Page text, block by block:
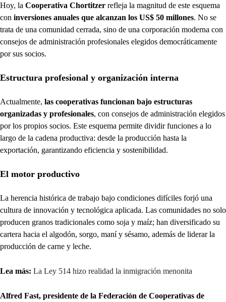
Hoy, la Cooperativa Chortitzer refleja la magnitud de este esquema
con inversiones anuales que alcanzan los US$ 50 millones. No se
trata de una comunidad cerrada, sino de una corporación moderna con
consejos de administración profesionales elegidos democráticamente
por sus socios.
Estructura profesional y organización interna
Actualmente, las cooperativas funcionan bajo estructuras
organizadas y profesionales, con consejos de administración elegidos
por los propios socios. Este esquema permite dividir funciones a lo
largo de la cadena productiva: desde la producción hasta la
exportación, garantizando eficiencia y sostenibilidad.
El motor productivo
La herencia histórica de trabajo bajo condiciones difíciles forjó una
cultura de innovación y tecnológica aplicada. Las comunidades no solo
producen granos tradicionales como soja y maíz; han diversificado su
cartera hacia el algodón, sorgo, maní y sésamo, además de liderar la
producción de carne y leche.
Lea más: La Ley 514 hizo realidad la inmigración menonita
Alfred Fast, presidente de la Federación de Cooperativas de